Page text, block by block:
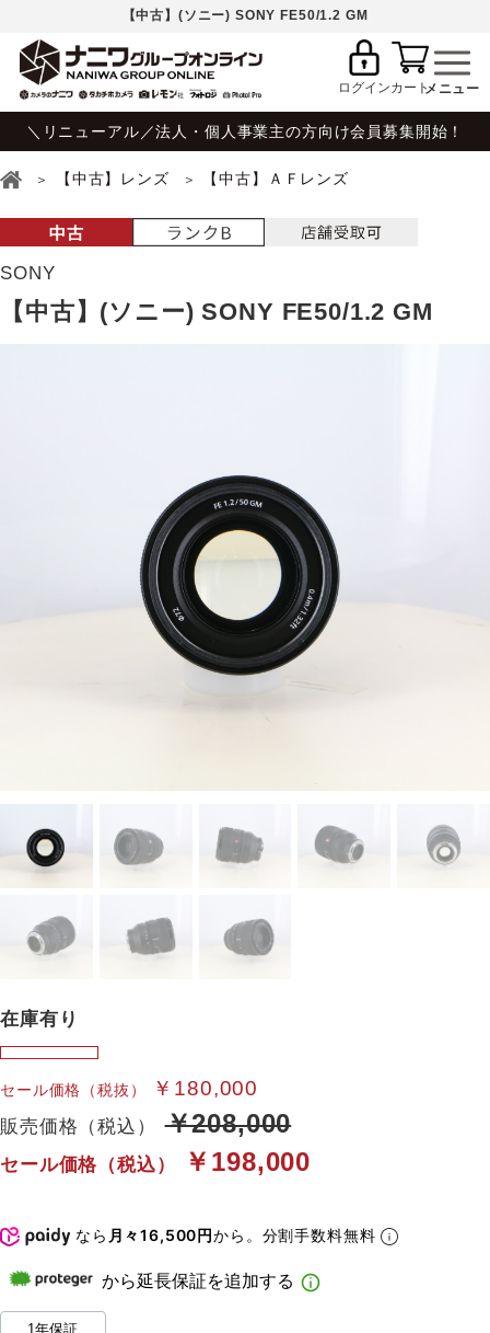
【中古】(ソニー) SONY FE50/1.2 GM
ログインカート
＼リニューアル／法人・個人事業主の方向け会員募集開始！
【中古】レンズ 【中古】ＡＦレンズ
SONY
【中古】(ソニー) SONY FE50/1.2 GM
在庫有り
セール価格（税抜） ￥180,000
販売価格（税込） ￥208,000
セール価格（税込） ￥198,000
なら 月々16,500円から。分割手数料無料